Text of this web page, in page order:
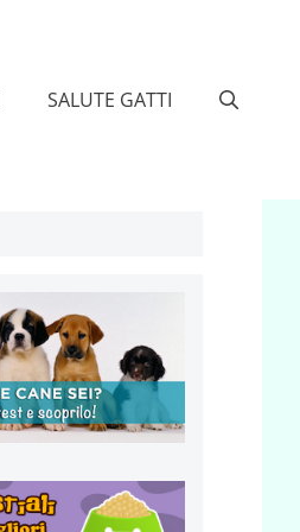
SALUTE GATTI